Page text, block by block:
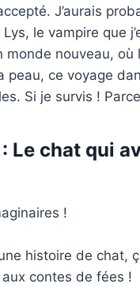
J’aurais
le vampire que
nouveau,
ce voyage
Si je survis !
Le chat qui
!
histoire de chat,
contes de fées !